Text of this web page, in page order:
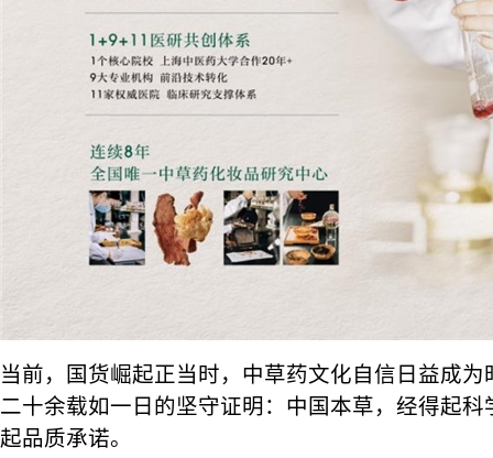
当前，国货崛起正当时，中草药文化自信日益成
二十余载如一日的坚守证明：中国本草，经得起
起品质承诺。